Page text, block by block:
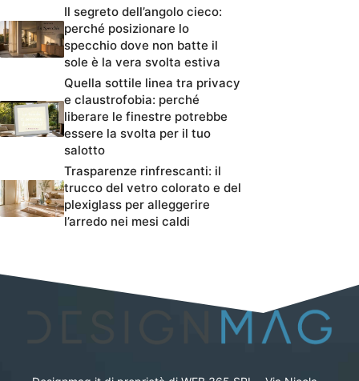
Il segreto dell’angolo cieco:
perché posizionare lo
specchio dove non batte il
sole è la vera svolta estiva
Quella sottile linea tra privacy
e claustrofobia: perché
liberare le finestre potrebbe
essere la svolta per il tuo
salotto
Trasparenze rinfrescanti: il
trucco del vetro colorato e del
plexiglass per alleggerire
l’arredo nei mesi caldi